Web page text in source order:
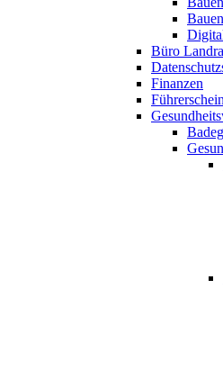
Büro
Finanzen